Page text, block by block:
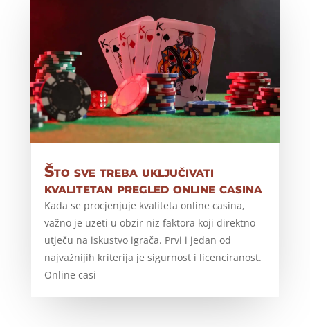
Što sve treba uključivati
kvalitetan pregled online casina
Kada se procjenjuje kvaliteta online casina,
važno je uzeti u obzir niz faktora koji direktno
utječu na iskustvo igrača. Prvi i jedan od
najvažnijih kriterija je sigurnost i licenciranost.
Online casi